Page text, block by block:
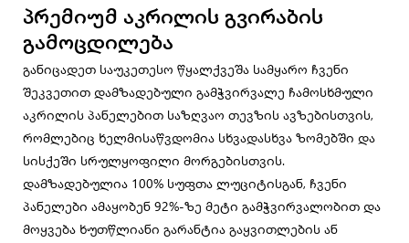
Პრემიუმ Აკრილის Გვირაბის
Გამოცდილება
განიცადეთ საუკეთესო წყალქვეშა სამყარო ჩვენი
შეკვეთით დამზადებული გამჭვირვალე ჩამოსხმული
აკრილის პანელებით საზღვაო თევზის ავზებისთვის,
რომლებიც ხელმისაწვდომია სხვადასხვა ზომებში და
სისქეში სრულყოფილი მორგებისთვის.
დამზადებულია 100% სუფთა ლუციტისგან, ჩვენი
პანელები ამაყობენ 92%-ზე მეტი გამჭვირვალობით და
მოყვება ხუთწლიანი გარანტია გაყვითლების ან